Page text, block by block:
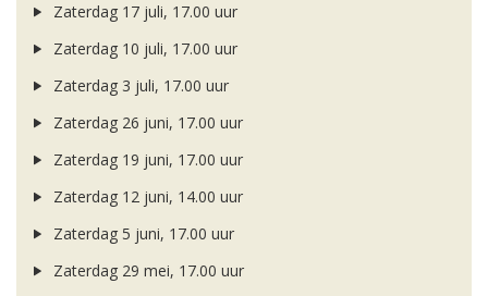
Zaterdag 17 juli, 17.00 uur
Zaterdag 10 juli, 17.00 uur
Zaterdag 3 juli, 17.00 uur
Zaterdag 26 juni, 17.00 uur
Zaterdag 19 juni, 17.00 uur
Zaterdag 12 juni, 14.00 uur
Zaterdag 5 juni, 17.00 uur
Zaterdag 29 mei, 17.00 uur